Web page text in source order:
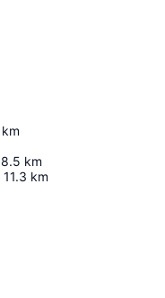
km
8.5 km
11.3 km